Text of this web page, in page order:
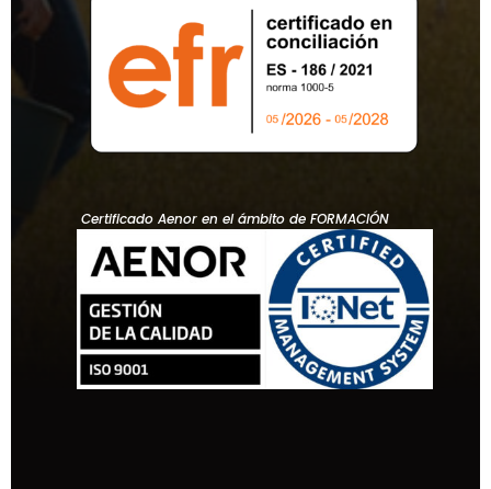
Certificado Aenor en el ámbito de FORMACIÓN